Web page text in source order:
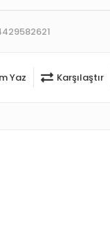
Yaz Karşılaştır